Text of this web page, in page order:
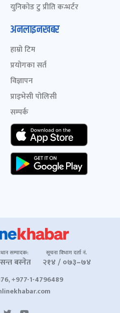
युनिकोड टु प्रीति कन्भर्टर
अनलाइनखबर
हाम्रो टिम
प्रयोगका सर्त
विज्ञापन
प्राइभेसी पोलिसी
सम्पर्क
सम्पादक:
बस्नेत
सूचना विभाग दर्ता नं.
२१४ / ०७३–७४
+977-1-4796489